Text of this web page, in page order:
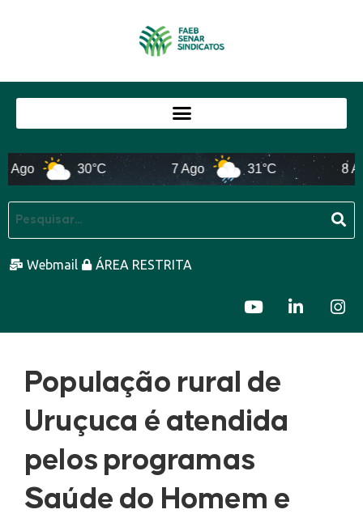
30°C 7 Ago 31°C 8 Ago
Webmail ÁREA RESTRITA
População rural de
Uruçuca é atendida
pelos programas
Saúde do Homem e